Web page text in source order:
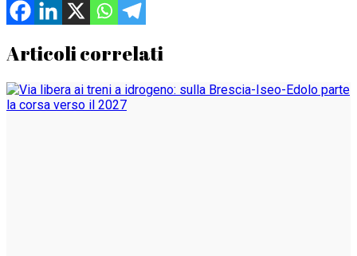
Articoli correlati